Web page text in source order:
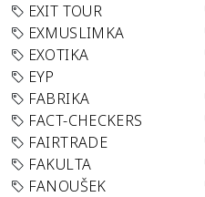
EXIT TOUR
EXMUSLIMKA
EXOTIKA
EYP
FABRIKA
FACT-CHECKERS
FAIRTRADE
FAKULTA
FANOUŠEK